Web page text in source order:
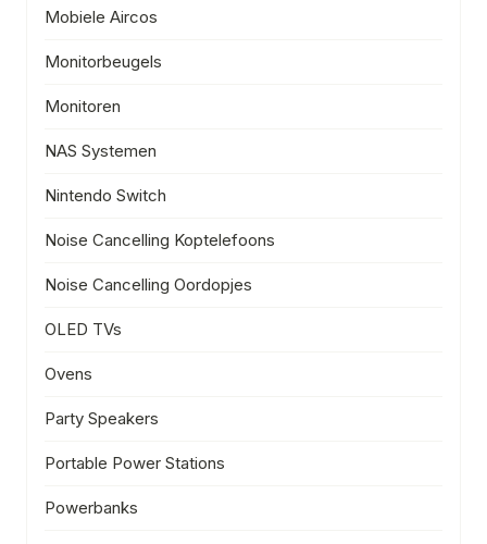
Mobiele Aircos
Monitorbeugels
Monitoren
NAS Systemen
Nintendo Switch
Noise Cancelling Koptelefoons
Noise Cancelling Oordopjes
OLED TVs
Ovens
Party Speakers
Portable Power Stations
Powerbanks